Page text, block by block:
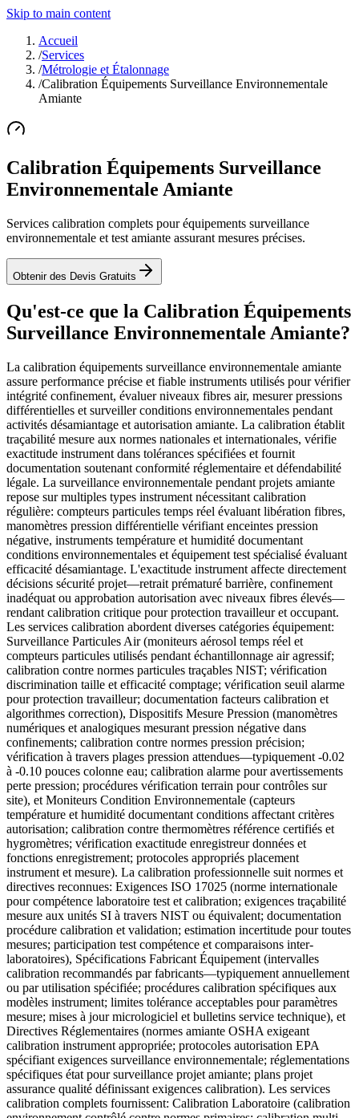
Skip to main content
Accueil
/Services
/Métrologie et Étalonnage
/Calibration Équipements Surveillance Environnementale
Amiante
Calibration Équipements Surveillance
Environnementale Amiante
Services calibration complets pour équipements surveillance
environnementale et test amiante assurant mesures précises.
Obtenir des Devis Gratuits
Qu'est-ce que la Calibration Équipements
Surveillance Environnementale Amiante?
La calibration équipements surveillance environnementale amiante
assure performance précise et fiable instruments utilisés pour vérifier
intégrité confinement, évaluer niveaux fibres air, mesurer pressions
différentielles et surveiller conditions environnementales pendant
activités désamiantage et autorisation amiante. La calibration établit
traçabilité mesure aux normes nationales et internationales, vérifie
exactitude instrument dans tolérances spécifiées et fournit
documentation soutenant conformité réglementaire et défendabilité
légale. La surveillance environnementale pendant projets amiante
repose sur multiples types instrument nécessitant calibration
régulière: compteurs particules temps réel évaluant libération fibres,
manomètres pression différentielle vérifiant enceintes pression
négative, instruments température et humidité documentant
conditions environnementales et équipement test spécialisé évaluant
efficacité désamiantage. L'exactitude instrument affecte directement
décisions sécurité projet—retrait prématuré barrière, confinement
inadéquat ou approbation autorisation avec niveaux fibres élevés—
rendant calibration critique pour protection travailleur et occupant.
Les services calibration abordent diverses catégories équipement:
Surveillance Particules Air (moniteurs aérosol temps réel et
compteurs particules utilisés pendant échantillonnage air agressif;
calibration contre normes particules traçables NIST; vérification
discrimination taille et efficacité comptage; vérification seuil alarme
pour protection travailleur; documentation facteurs calibration et
algorithmes correction), Dispositifs Mesure Pression (manomètres
numériques et analogiques mesurant pression négative dans
confinements; calibration contre normes pression précision;
vérification à travers plages pression attendues—typiquement -0.02
à -0.10 pouces colonne eau; calibration alarme pour avertissements
perte pression; procédures vérification terrain pour contrôles sur
site), et Moniteurs Condition Environnementale (capteurs
température et humidité documentant conditions affectant critères
autorisation; calibration contre thermomètres référence certifiés et
hygromètres; vérification exactitude enregistreur données et
fonctions enregistrement; protocoles appropriés placement
instrument et mesure). La calibration professionnelle suit normes et
directives reconnues: Exigences ISO 17025 (norme internationale
pour compétence laboratoire test et calibration; exigences traçabilité
mesure aux unités SI à travers NIST ou équivalent; documentation
procédure calibration et validation; estimation incertitude pour toutes
mesures; participation test compétence et comparaisons inter-
laboratoires), Spécifications Fabricant Équipement (intervalles
calibration recommandés par fabricants—typiquement annuellement
ou par utilisation spécifiée; procédures calibration spécifiques aux
modèles instrument; limites tolérance acceptables pour paramètres
mesure; mises à jour micrologiciel et bulletins service technique), et
Directives Réglementaires (normes amiante OSHA exigeant
calibration instrument appropriée; protocoles autorisation EPA
spécifiant exigences surveillance environnementale; réglementations
spécifiques état pour surveillance projet amiante; plans projet
assurance qualité définissant exigences calibration). Les services
calibration complets fournissent: Calibration Laboratoire (calibration